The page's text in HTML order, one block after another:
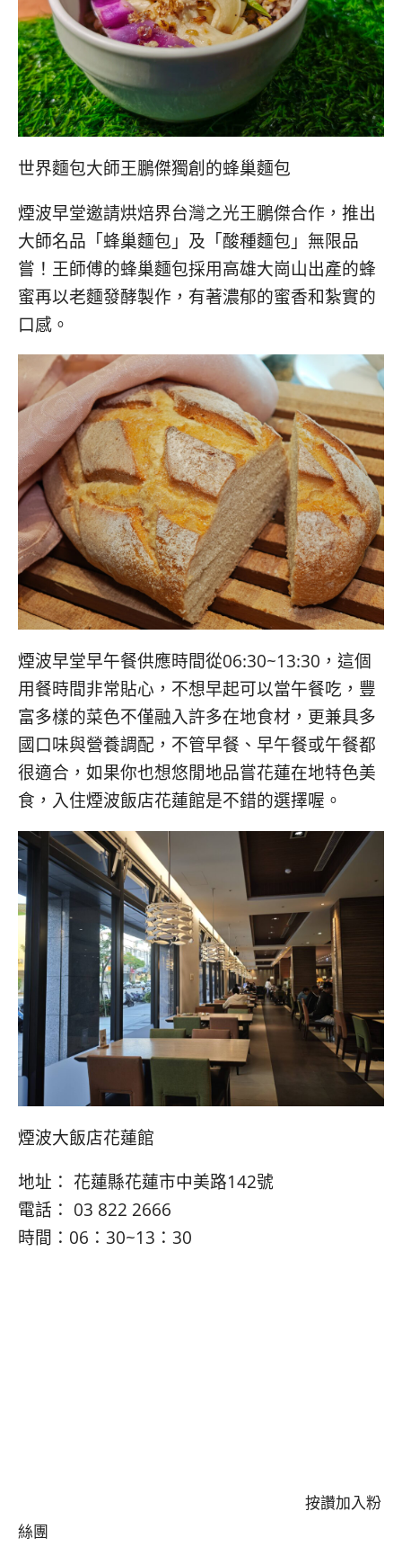
世界麵包大師王鵬傑獨創的蜂巢麵包
煙波早堂邀請烘焙界台灣之光王鵬傑合作，推出
大師名品「蜂巢麵包」及「酸種麵包」無限品
嘗！王師傅的蜂巢麵包採用高雄大崗山出產的蜂
蜜再以老麵發酵製作，有著濃郁的蜜香和紮實的
口感。
煙波早堂早午餐供應時間從06:30~13:30，這個
用餐時間非常貼心，不想早起可以當午餐吃，豐
富多樣的菜色不僅融入許多在地食材，更兼具多
國口味與營養調配，不管早餐、早午餐或午餐都
很適合，如果你也想悠閒地品嘗花蓮在地特色美
食，入住煙波飯店花蓮館是不錯的選擇喔。
煙波大飯店花蓮館
地址： 花蓮縣花蓮市中美路142號
電話： 03 822 2666
時間：06：30~13：30
按讚加入粉
絲團